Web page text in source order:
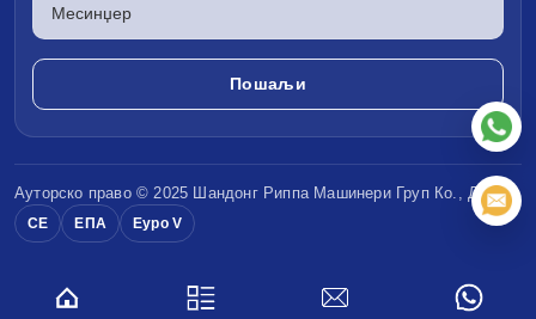
Ауторско право © 2025 Шандонг Риппа МашинериГруп Ко., ДОО
CE ЕПА Еуро V